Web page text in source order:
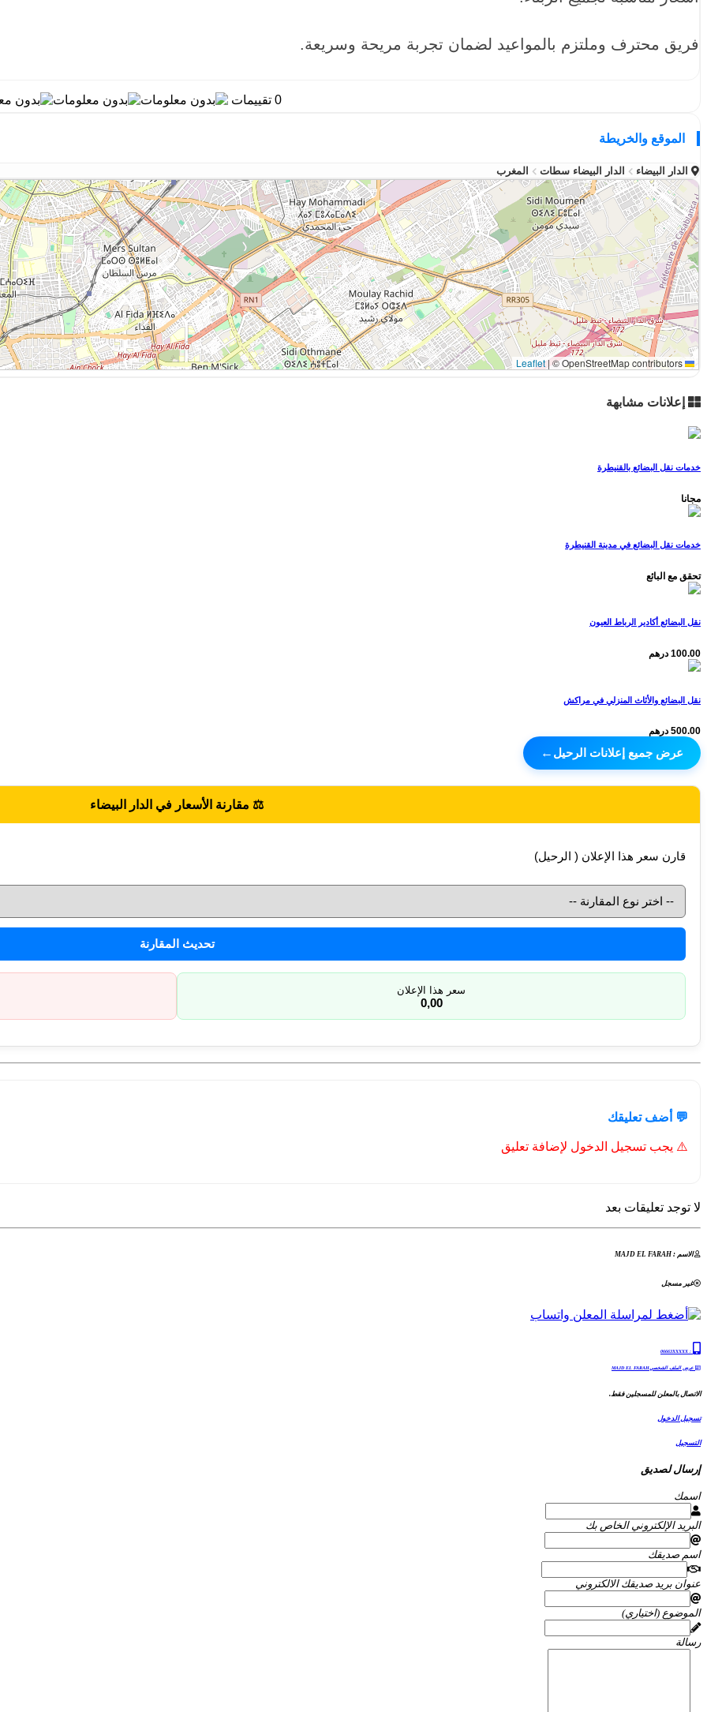
فريق محترف وملتزم بالمواعيد لضمان تجربة مريحة وسريعة.
0 تقييمات
الموقع والخريطة
الدار البيضاء الدار البيضاء سطات المغرب
|© OpenStreetMap contributors
إعلانات مشابهة
خدمات نقل البضائع بالقنيطرة
مجانا
خدمات نقل البضائع في مدينة القنيطرة
تحقق مع البائع
نقل البضائع أكادير الرباط العيون
100.00 درهم
نقل البضائع والأثاث المنزلي في مراكش
500.00 درهم
عرض جميع إعلانات الرحيل ←
⚖️ مقارنة الأسعار في الدار البيضاء
قارن سعر هذا الإعلان ( الرحيل)
تحديث المقارنة
سعر هذا الإعلان
0,00
💬 أضف تعليقك
⚠️ يجب تسجيل الدخول لإضافة تعليق
لا توجد تعليقات بعد
الاسم : MAJD EL FARAH
غير مسجل
:
06663XXXXX
عرض الملف الشخصيMAJD EL FARAH
الاتصال بالمعلن للمسجلين فقط.
تسجيل الدخول
التسجيل
إرسال لصديق
اسمك
البريد الإلكتروني الخاص بك
اسم صديقك
عنوان بريد صديقك الالكتروني
الموضوع (اختياري)
رسالة